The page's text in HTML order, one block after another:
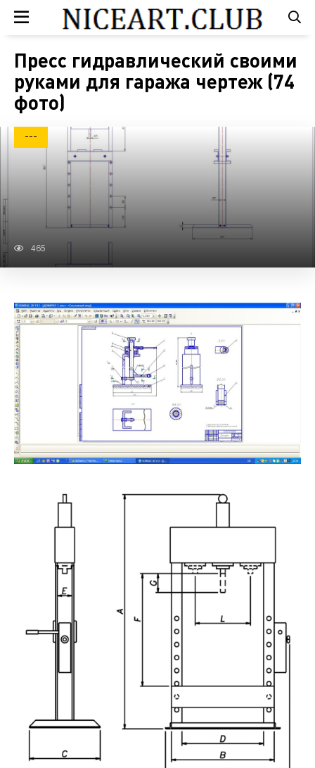
Пресс гидравлический своими
руками для гаража чертеж (74
фото)
---
465